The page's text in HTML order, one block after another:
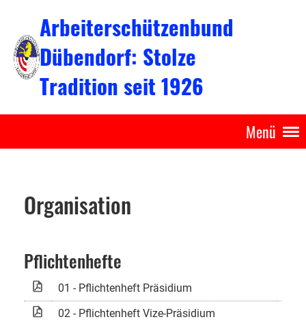
Arbeiterschützenbund
Dübendorf: Stolze
Tradition seit 1926
Menü
Organisation
Pflichtenhefte
01 - Pflichtenheft Präsidium
02 - Pflichtenheft Vize-Präsidium